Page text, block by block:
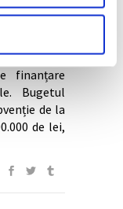
Național
celei
finanțare
Bugetul
de la
de lei,